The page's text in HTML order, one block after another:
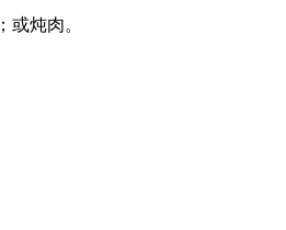
或炖肉。